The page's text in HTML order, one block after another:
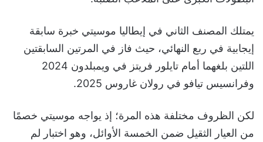
يمتلك المصنف الثاني في إيطاليا موسيتي خبرة سابقة
إيجابية في ربع النهائي، حيث فاز في المرتين السابقتين
اللتين بلغهما أمام تايلور فريتز في ويمبلدون 2024
وفرانسيس تيافو في رولان غاروس 2025.
لكن الظروف مختلفة هذه المرة؛ إذ يواجه موسيتي خصمًا
من العيار الثقيل ضمن الخمسة الأوائل، وهو اختبار لم